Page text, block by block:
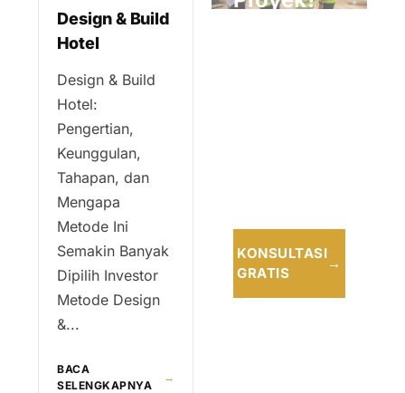
Design & Build
Hotel
Design & Build
Hotel:
Pengertian,
Keunggulan,
Tahapan, dan
Mengapa
Metode Ini
Semakin Banyak
Dipilih Investor
Metode Design
&...
BACA
SELENGKAPNYA
→
KONSULTASI
GRATIS
→